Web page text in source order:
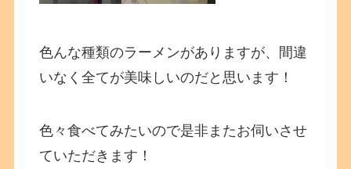
色んな種類のラーメンがありますが、間違
いなく全てが美味しいのだと思います！
色々食べてみたいので是非またお伺いさせ
ていただきます！